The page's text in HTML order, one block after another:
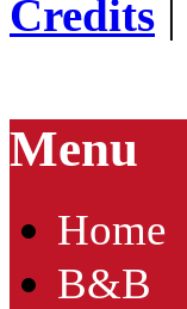
Credits |
Menu
Home
B&B